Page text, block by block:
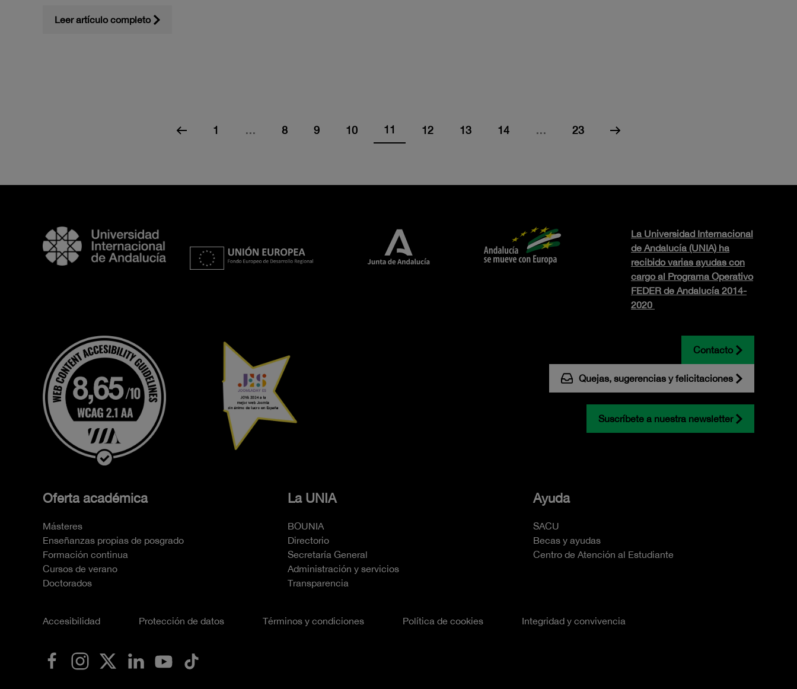
Leer artículo completo
1 … 8 9 10 11 12 13 14 … 23
La Universidad Internacional
de Andalucía (UNIA) ha
recibido varias ayudas con
cargo al Programa Operativo
FEDER de Andalucía 2014-
2020
Contacto
Quejas, sugerencias y felicitaciones
Suscríbete a nuestra newsletter
Oferta académica
Másteres
Enseñanzas propias de posgrado
Formación continua
Cursos de verano
Doctorados
La UNIA
BOUNIA
Directorio
Secretaría General
Administración y servicios
Transparencia
Ayuda
SACU
Becas y ayudas
Centro de Atención al Estudiante
Accesibilidad Protección de datos Términos y condiciones Política de cookies Integridad y convivencia